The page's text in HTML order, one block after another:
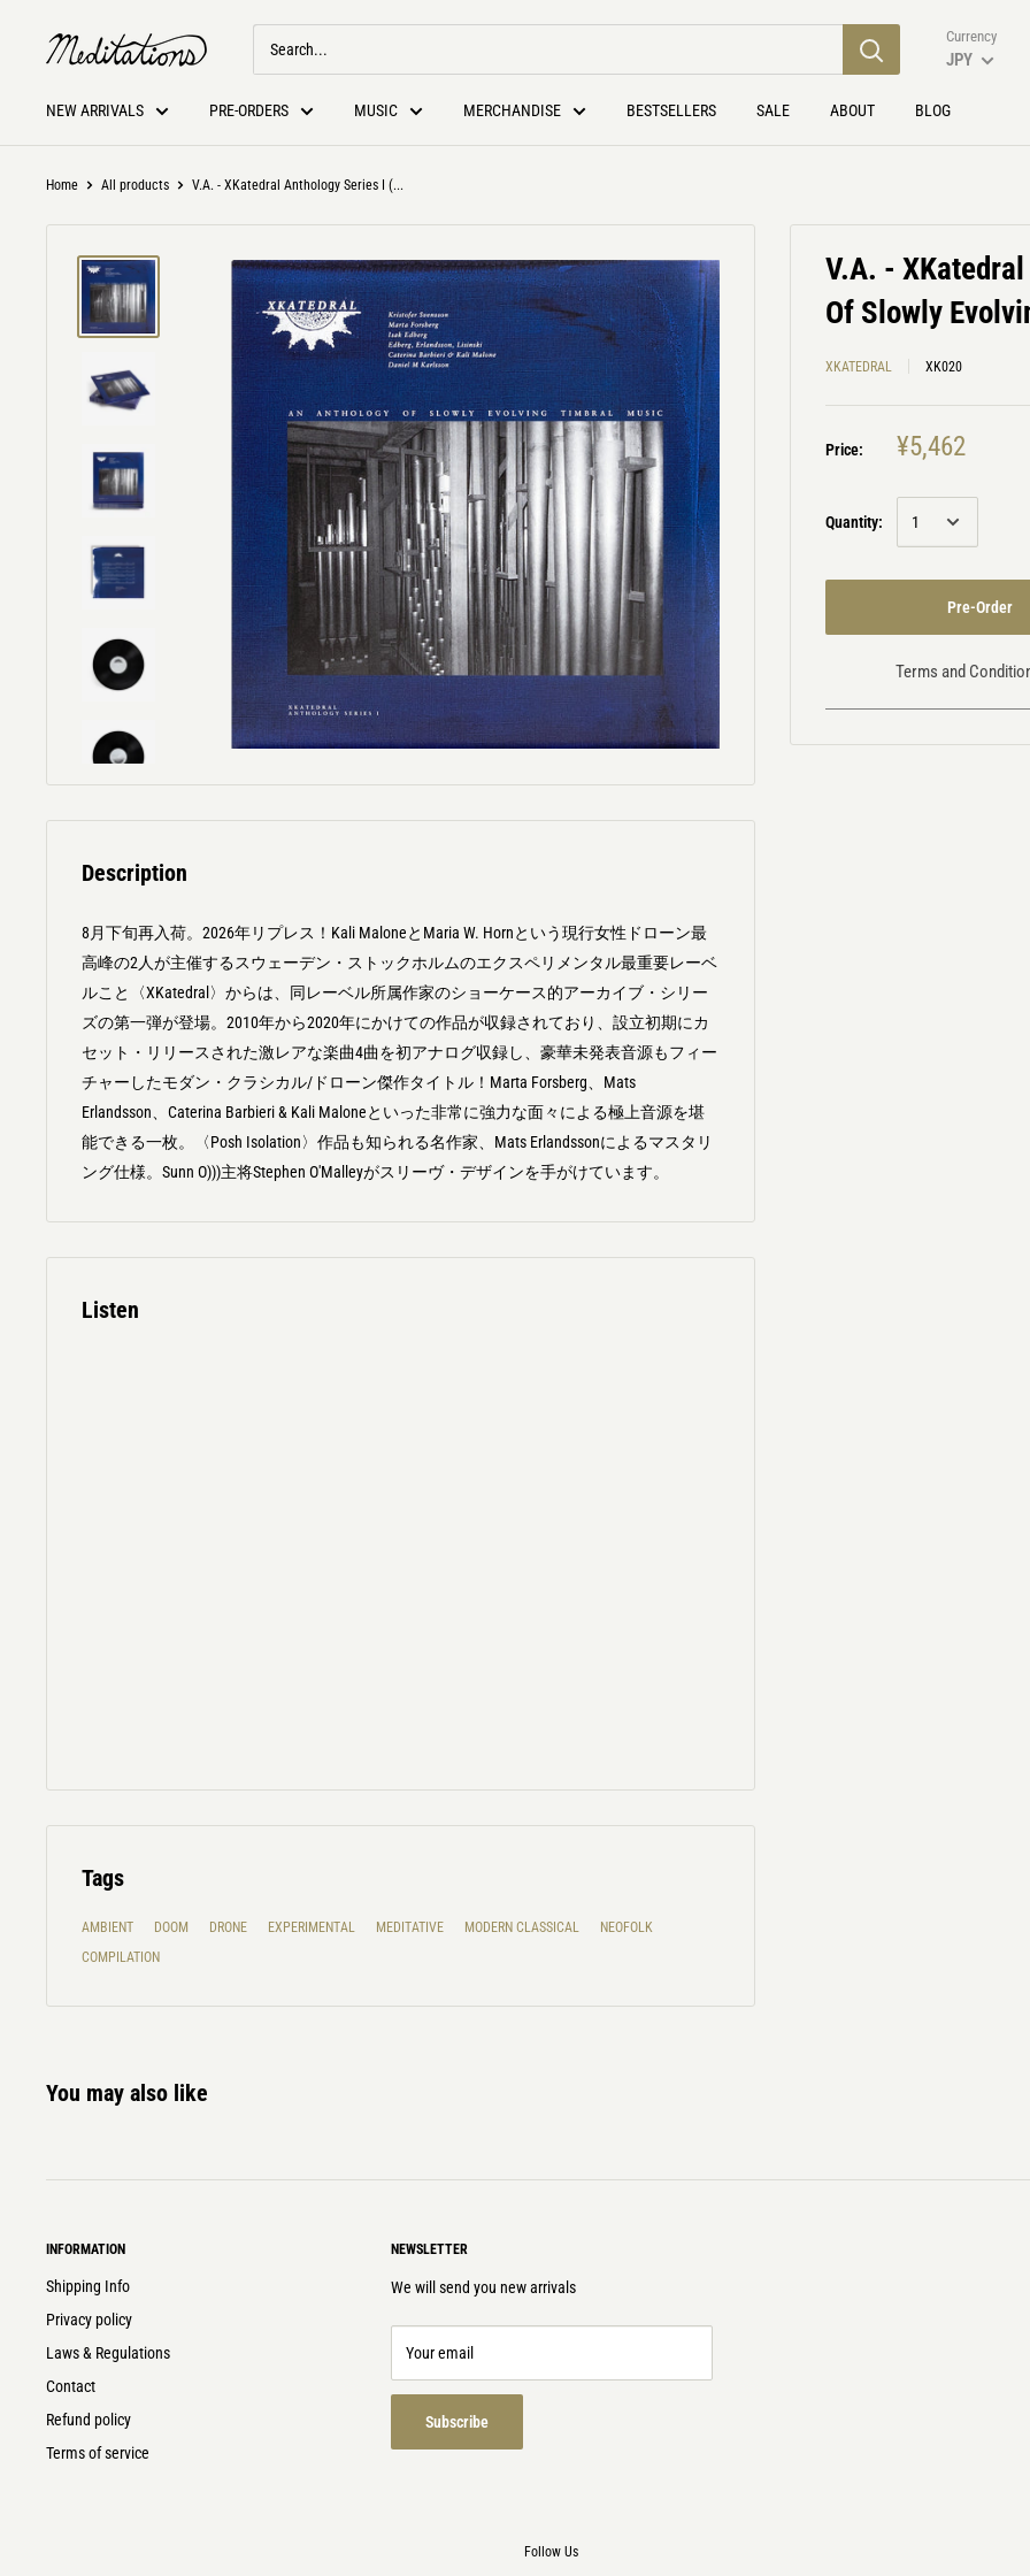
Currency
JPY
NEW ARRIVALS PRE-ORDERS MUSIC MERCHANDISE BESTSELLERS SALE ABOUT BLOG
Home All products V.A. - XKatedral Anthology Series I (...
V.A. -
Of Slowly
XKATEDRAL XK020
Price: ¥5,462
Quantity:
Pre-Order
Terms and
Description
8月下旬再入荷。2026年リプレス！Kali MaloneとMaria W. Hornという現行女性ドローン最
高峰の2人が主催するスウェーデン・ストックホルムのエクスペリメンタル最重要レーベ
ルこと〈XKatedral〉からは、同レーベル所属作家のショーケース的アーカイブ・シリー
ズの第一弾が登場。2010年から2020年にかけての作品が収録されており、設立初期にカ
セット・リリースされた激レアな楽曲4曲を初アナログ収録し、豪華未発表音源もフィー
チャーしたモダン・クラシカル/ドローン傑作タイトル！Marta Forsberg、Mats
Erlandsson、Caterina Barbieri & Kali Maloneといった非常に強力な面々による極上音源を堪
能できる一枚。〈Posh Isolation〉作品も知られる名作家、Mats Erlandssonによるマスタリ
ング仕様。Sunn O)))主将Stephen O'Malleyがスリーヴ・デザインを手がけています。
Listen
Tags
AMBIENT DOOM DRONE EXPERIMENTAL MEDITATIVE MODERN CLASSICAL
NEOFOLK
COMPILATION
You may also like
INFORMATION
Shipping Info
Privacy policy
Laws & Regulations
Contact
Refund policy
Terms of service
NEWSLETTER
We will send you new arrivals
Your email
Subscribe
Follow Us